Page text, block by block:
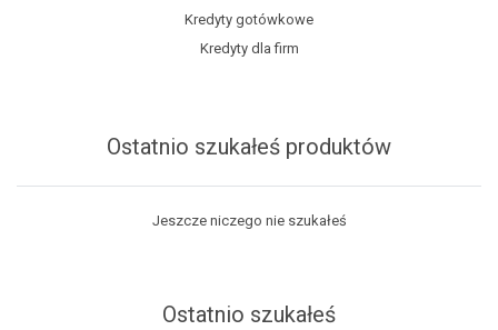
Kredyty gotówkowe
Kredyty dla firm
Ostatnio szukałeś produktów
Jeszcze niczego nie szukałeś
Ostatnio szukałeś